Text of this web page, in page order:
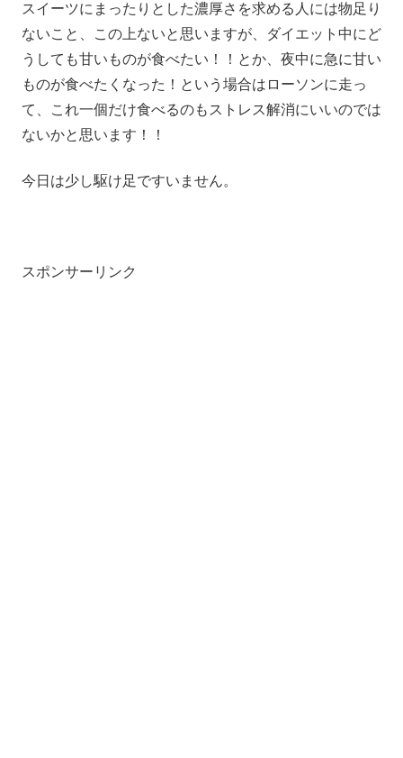
スイーツにまったりとした濃厚さを求める人には物足り
ないこと、この上ないと思いますが、ダイエット中にど
うしても甘いものが食べたい！！とか、夜中に急に甘い
ものが食べたくなった！という場合はローソンに走っ
て、これ一個だけ食べるのもストレス解消にいいのでは
ないかと思います！！
今日は少し駆け足ですいません。
スポンサーリンク